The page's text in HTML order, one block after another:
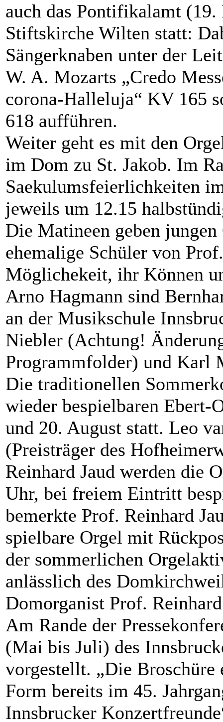
auch das Pontifikalamt
Stiftskirche Wilten statt:
Sängerknaben unter der
W. A. Mozarts „Credo
corona-Halleluja“ KV 165
618 aufführen.
Weiter geht es mit den
im Dom zu St. Jakob. Im
Saekulumsfeierlichkeiten
jeweils um 12.15
Die Matineen geben
ehemalige Schüler von
Möglichekeit, ihr Können
Arno Hagmann sind
an der Musikschule
Niebler (Achtung!
Programmfolder) und Karl
Die traditionellen
wieder bespielbaren Ebert-
und 20. August statt. Leo
(Preisträger des
Reinhard Jaud werden die
Uhr, bei freiem Eintritt
bemerkte Prof. Reinhard
spielbare Orgel mit
der sommerlichen
anlässlich des
Domorganist Prof.
Am Rande der
(Mai bis Juli) des
vorgestellt. „Die
Form bereits im 45.
Innsbrucker